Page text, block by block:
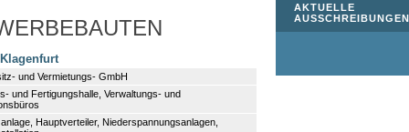
und Vermietungs- GmbH
und Fertigungshalle, Verwaltungs- und
Hauptverteiler, Niederspannungsanlagen,
AKTUELLE
AUSSCHREIBUNGEN